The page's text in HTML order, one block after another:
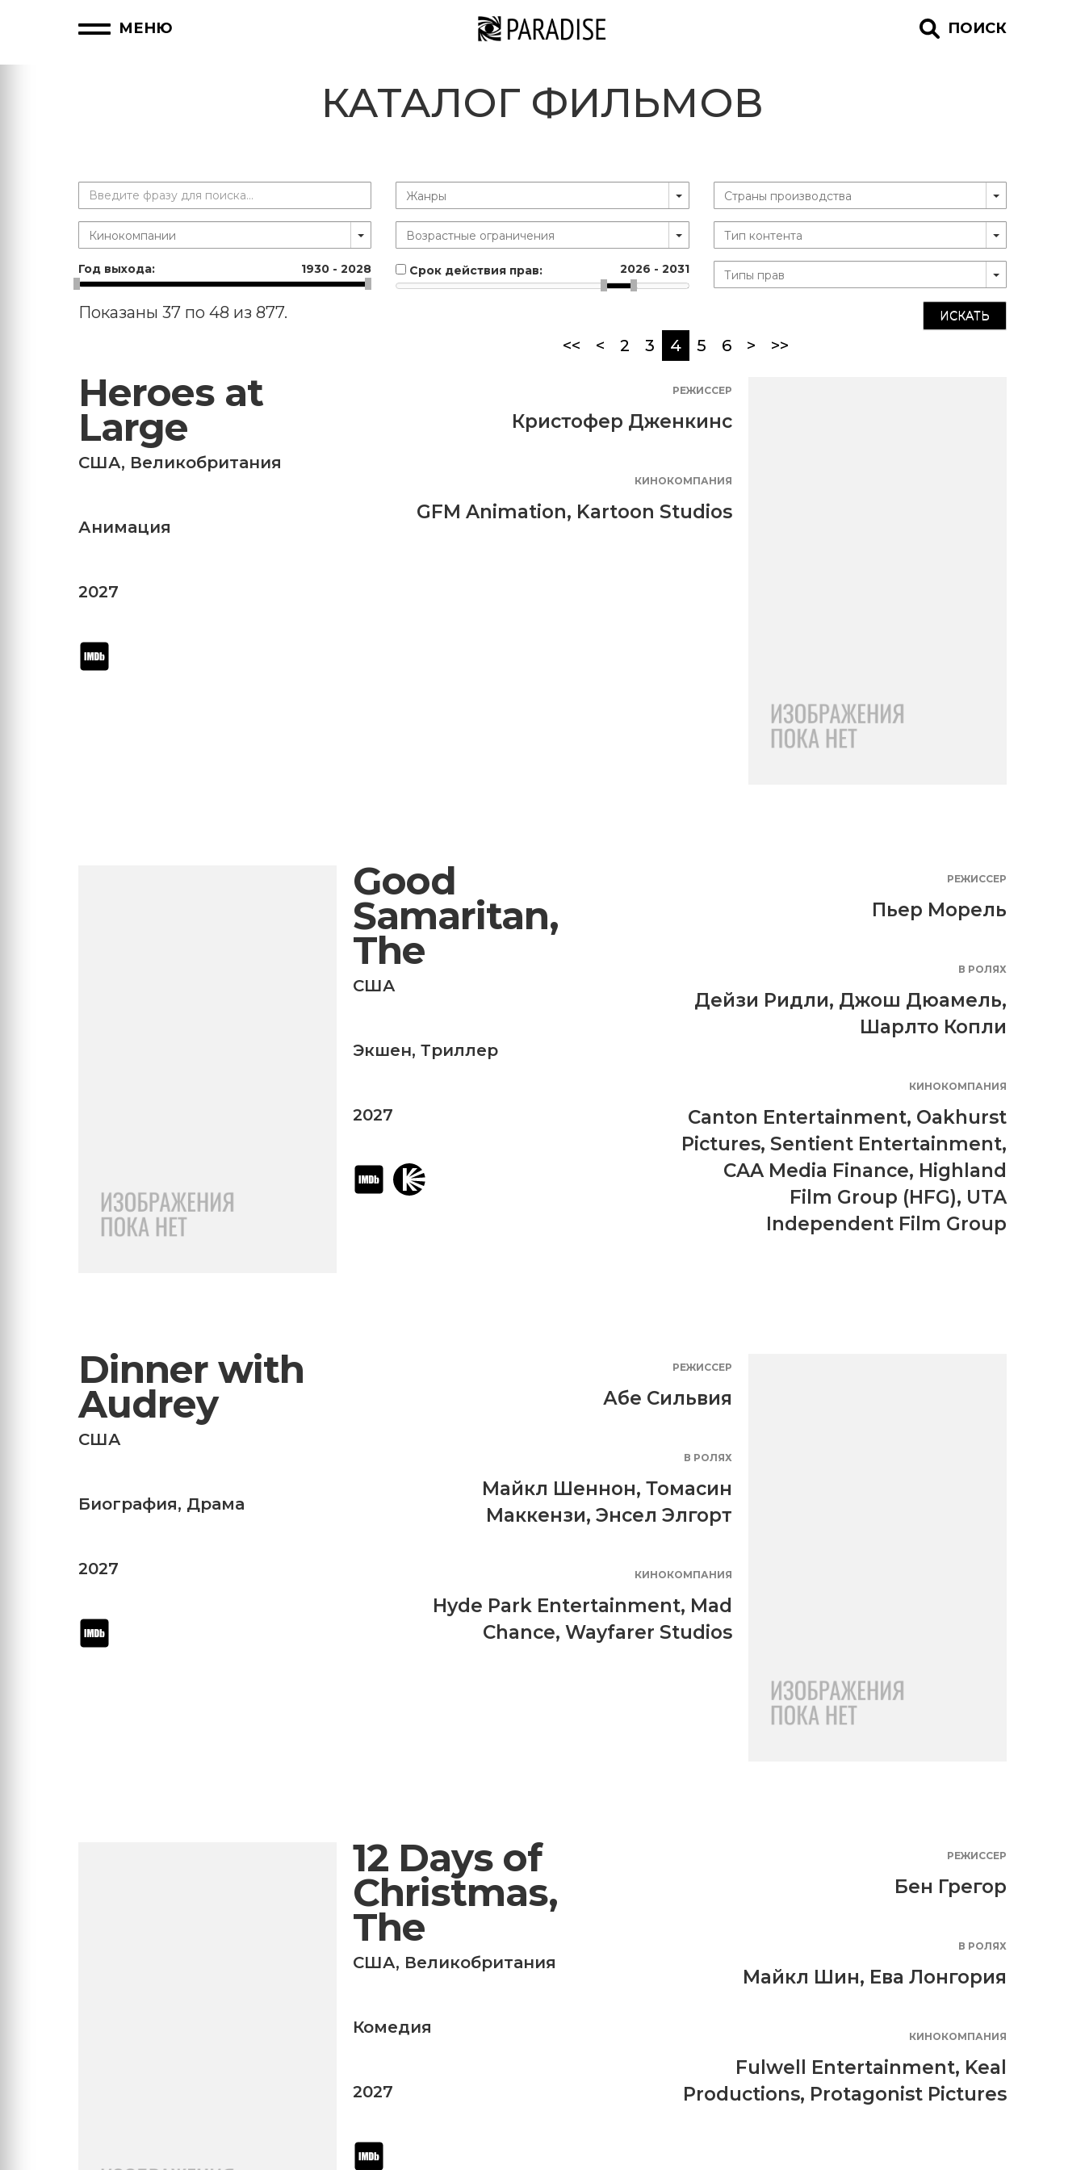
МЕНЮ ПОИСК
КАТАЛОГ ФИЛЬМОВ
Год выхода: 1930 -2028 Срок действия прав: 2026 - 2031
ИСКАТЬ
Показаны 37 по 48 из 877.
<<
< 2 3 4(current)
5 6 > >>
Heroes at
Large
США, Великобритания
Анимация
2027
РЕЖИССЕР
Кристофер Дженкинс
КИНОКОМПАНИЯ
GFM Animation, Kartoon Studios
Good
Samaritan,
The
США
Экшен, Триллер
2027
РЕЖИССЕР
Пьер Морель
В РОЛЯХ
Дейзи Ридли, Джош Дюамель,
Шарлто Копли
КИНОКОМПАНИЯ
Canton Entertainment, Oakhurst
Pictures, Sentient Entertainment,
CAA Media Finance, Highland
Film Group (HFG), UTA
Independent Film Group
Dinner with
Audrey
США
Биография, Драма
2027
РЕЖИССЕР
Абе Сильвия
В РОЛЯХ
Майкл Шеннон, Томасин
Маккензи, Энсел Элгорт
КИНОКОМПАНИЯ
Hyde Park Entertainment, Mad
Chance, Wayfarer Studios
12 Days of
Christmas,
The
США, Великобритания
Комедия
2027
РЕЖИССЕР
Бен Грегор
В РОЛЯХ
Майкл Шин, Ева Лонгория
КИНОКОМПАНИЯ
Fulwell Entertainment, Keal
Productions, Protagonist Pictures